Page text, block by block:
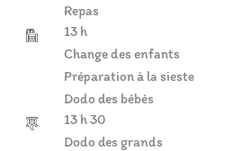
Repas
13 h
Change des enfants
Préparation à la sieste
Dodo des bébés
13 h 30
Dodo des grands